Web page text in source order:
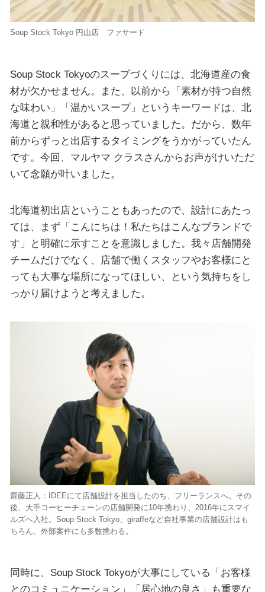
Soup Stock Tokyo 円山店 ファサード
Soup Stock Tokyoのスープづくりには、北海道産の食
材が欠かせません。また、以前から「素材が持つ自然
な味わい」「温かいスープ」というキーワードは、北
海道と親和性があると思っていました。だから、数年
前からずっと出店するタイミングをうかがっていたん
です。今回、マルヤマ クラスさんからお声がけいただ
いて念願が叶いました。
北海道初出店ということもあったので、設計にあたっ
ては、まず「こんにちは！私たちはこんなブランドで
す」と明確に示すことを意識しました。我々店舗開発
チームだけでなく、店舗で働くスタッフやお客様にと
っても大事な場所になってほしい、という気持ちをし
っかり届けようと考えました。
齋藤正人：IDEEにて店舗設計を担当したのち、フリーランスへ。その
後、大手コーヒーチェーンの店舗開発に10年携わり、2016年にスマイ
ルズへ入社。Soup Stock Tokyo、giraffeなど自社事業の店舗設計はも
ちろん、外部案件にも多数携わる。
同時に、Soup Stock Tokyoが大事にしている「お客様
とのコミュニケーション」「居心地の良さ」も重要な